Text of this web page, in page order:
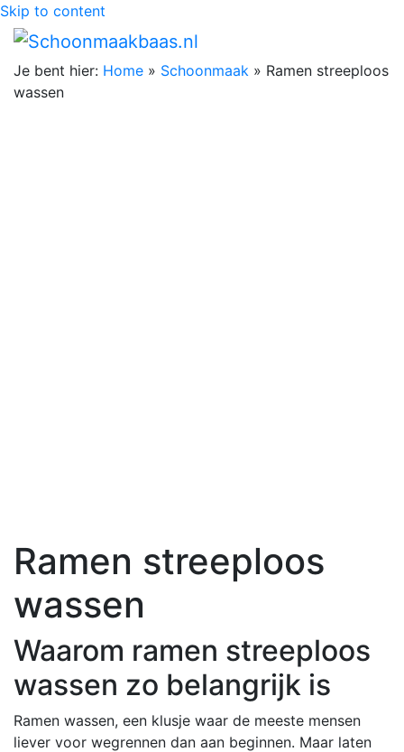
Skip to content
Je bent hier: Home » Schoonmaak » Ramen streeploos
wassen
Ramen streeploos
wassen
Waarom ramen streeploos
wassen zo belangrijk is
Ramen wassen, een klusje waar de meeste mensen
liever voor wegrennen dan aan beginnen. Maar laten